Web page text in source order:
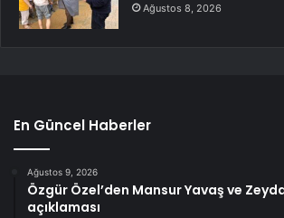
Ağustos 8, 2026
En Güncel Haberler
Ağustos 9, 2026
Özgür Özel’den Mansur Yavaş ve
açıklaması